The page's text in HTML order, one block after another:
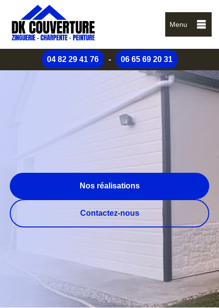
Menu
04 82 29 41 76 - 06 65 69 20 31
Nos réalisations
Contactez-nous